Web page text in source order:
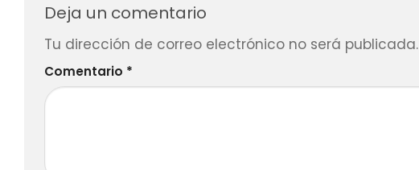
Deja un comentario
Tu dirección de correo electrónico no será publicada.
Comentario *